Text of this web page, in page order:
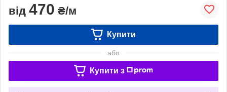
від 470 ₴/м
Купити
або
Купити з